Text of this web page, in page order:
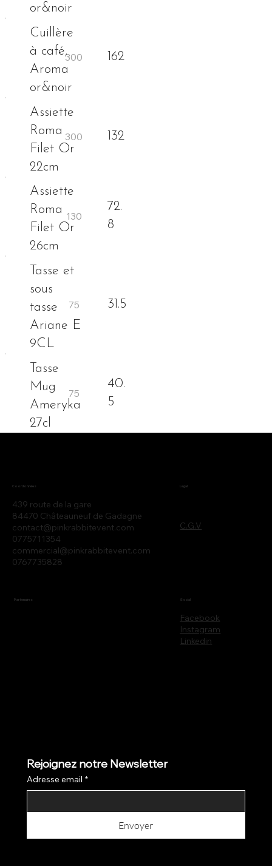
or&noir
Cuillère
à café,
Aroma
or&noir
162
Assiette
Roma
Filet Or
22cm
132
Assiette
Roma
Filet Or
26cm
72.
8
Tasse et
sous
tasse
Ariane E
9CL
31.5
Tasse
Mug
Ameryka
27cl
40.
5
439 route de la gare
84470 Châteauneuf de Gadagne
contact@pinkrabbitevent.com
0775711354
commercial@pinkrabbitevent.com
0767735828
Coordonnées
C.G.V
Legal
Partenaires
Facebook
Instagram
Linkedin
Social
Rejoignez notre Newsletter
Adresse email *
Envoyer